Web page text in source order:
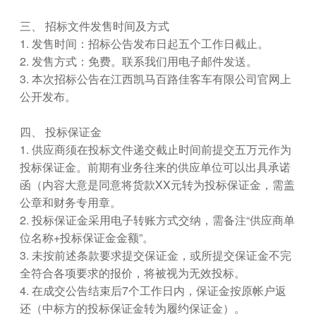
三、 招标文件发售时间及方式
1. 发售时间：招标公告发布日起五个工作日截止。
2. 发售方式：免费。联系我们用电子邮件发送。
3. 本次招标公告在江西凯马百路佳客车有限公司官网上
公开发布。
四、 投标保证金
1. 供应商须在投标文件递交截止时间前提交五万元作为
投标保证金。前期有业务往来的供应单位可以出具承诺
函（内容大意是同意将货款XX元转为投标保证金，需盖
公章和财务专用章。
2. 投标保证金采用电子转账方式交纳，需备注“供应商单
位名称+投标保证金金额”。
3. 未按前述条款要求提交保证金，或所提交保证金不完
全符合各项要求的报价，将被视为无效投标。
4. 在成交公告结束后7个工作日内，保证金按原帐户返
还（中标方的投标保证金转为履约保证金）。